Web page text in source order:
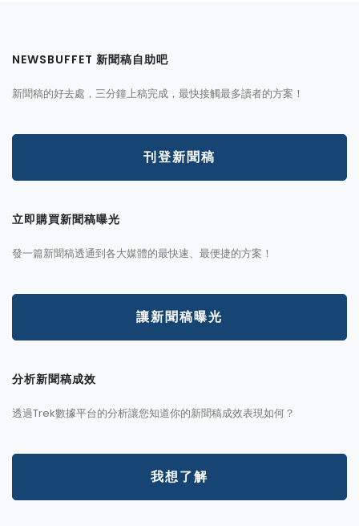
NEWSBUFFET 新聞稿自助吧
新聞稿的好去處，三分鐘上稿完成，最快接觸最多讀者的方案！
刊登新聞稿
立即購買新聞稿曝光
發一篇新聞稿透通到各大媒體的最快速、最便捷的方案！
讓新聞稿曝光
分析新聞稿成效
透過Trek數據平台的分析讓您知道你的新聞稿成效表現如何？
我想了解